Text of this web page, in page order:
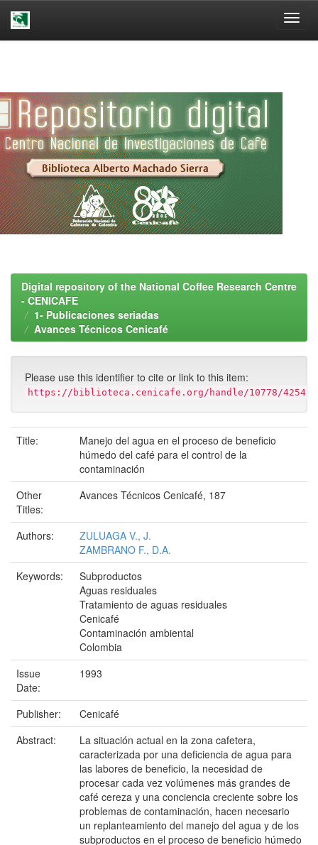
Digital repository of the National Coffee Research Centre
- CENICAFE
1- Publicaciones seriadas
Avances Técnicos Cenicafé
Please use this identifier to cite or link to this item:
https://biblioteca.cenicafe.org/handle/10778/4254
Title:
Manejo del agua en el proceso de beneficio
húmedo del café para el control de la
contaminación
Other
Titles:
Avances Técnicos Cenicafé, 187
Authors:
ZULUAGA V., J.
ZAMBRANO F., D.A.
Keywords:
Subproductos
Aguas residuales
Tratamiento de aguas residuales
Cenicafé
Contaminación ambiental
Colombia
Issue
Date:
1993
Publisher:
Cenicafé
Abstract:
La situación actual en la zona cafetera,
caracterizada por una deficiencia de agua para
las labores de beneficio, la necesidad de
procesar cada vez volúmenes más grandes de
café cereza y una conciencia creciente sobre los
problemas de contaminación, hacen necesario
un replanteamiento del manejo del agua y de los
subproductos en el proceso de beneficio húmedo